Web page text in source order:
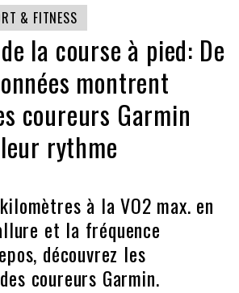
& FITNESS
la course à pied: De
montrent
coureurs Garmin
rythme
à la VO2 max. en
et la fréquence
découvrez les
coureurs Garmin.